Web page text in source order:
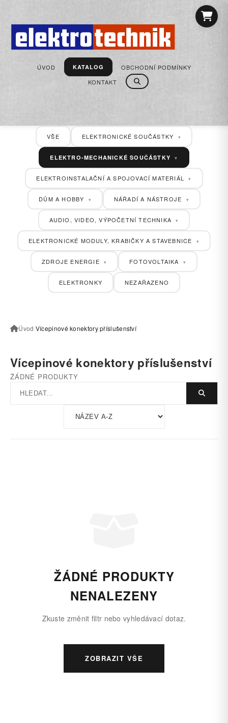
ÚVOD KATALOG
OBCHODNÍ PODMÍNKY
KONTAKT
VŠE ELEKTRONICKÉ SOUČÁSTKY ▾
ELEKTRO-MECHANICKÉ SOUČÁSTKY ▾
ELEKTROINSTALAČNÍ A SPOJOVACÍ MATERIÁL ▾
DŮM A HOBBY ▾ NÁŘADÍ A NÁSTROJE ▾
AUDIO, VIDEO, VÝPOČETNÍ TECHNIKA ▾
ELEKTRONICKÉ MODULY, KRABIČKY A STAVEBNICE ▾
ZDROJE ENERGIE ▾ FOTOVOLTAIKA ▾
ELEKTRONKY NEZAŘAZENO
Úvod Vícepinové konektory příslušenství
Vícepinové konektory příslušenství
ŽÁDNÉ PRODUKTY
ŽÁDNÉ PRODUKTY
NENALEZENY
Zkuste změnit filtr nebo vyhledávací dotaz.
ZOBRAZIT VŠE